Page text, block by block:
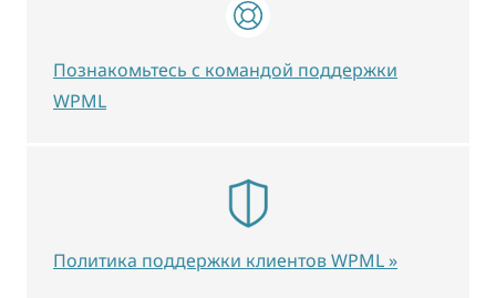
Познакомьтесь с командой поддержки
WPML
Политика поддержки клиентов WPML »